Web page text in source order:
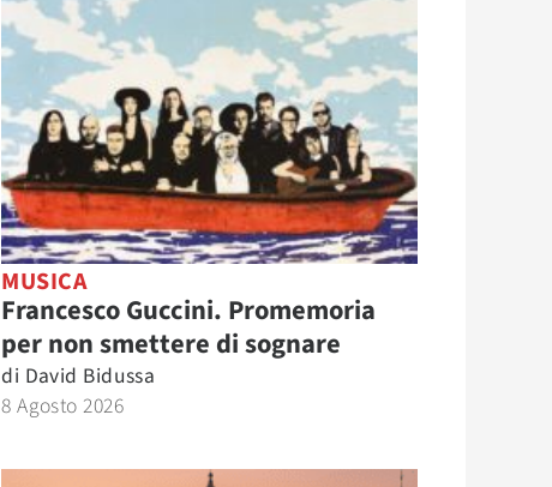
MUSICA
Francesco Guccini. Promemoria
per non smettere di sognare
di David Bidussa
8 Agosto 2026